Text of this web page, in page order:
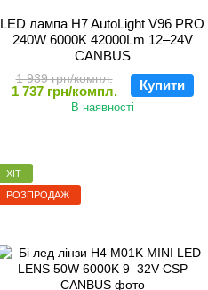
LED лампа H7 AutoLight V96 PRO
240W 6000K 42000Lm 12–24V
CANBUS
1 939 грн/компл.
1 737 грн/компл. Купити
В наявності
ХІТ
РОЗПРОДАЖ